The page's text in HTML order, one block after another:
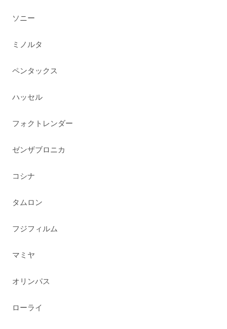
ソニー
ミノルタ
ペンタックス
ハッセル
フォクトレンダー
ゼンザブロニカ
コシナ
タムロン
フジフィルム
マミヤ
オリンパス
ローライ